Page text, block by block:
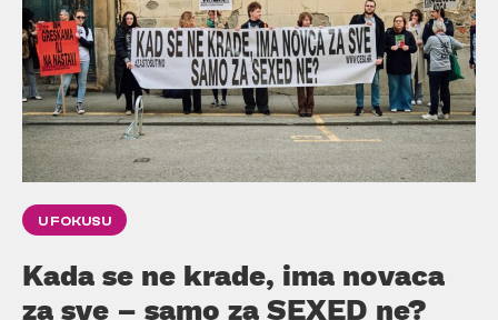
U FOKUSU
Kada se ne krade, ima novaca
za sve – samo za SEXED ne?